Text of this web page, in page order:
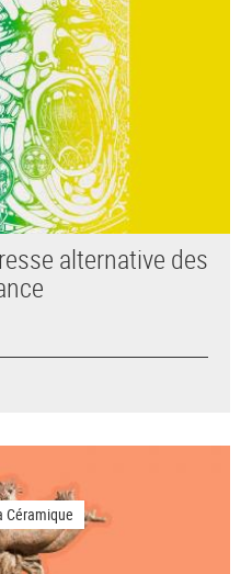
alternative des
Céramique